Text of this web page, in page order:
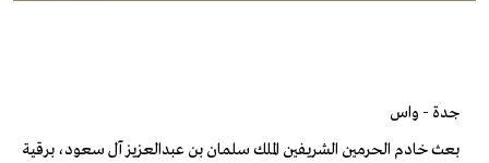
جدة - واس
بعث خادم الحرمين الشريفين الملك سلمان بن عبدالعزيز آل سعود، برقية